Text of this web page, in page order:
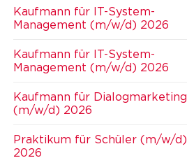
Kaufmann für IT-System-
Management (m/w/d) 2026
Kaufmann für IT-System-
Management (m/w/d) 2026
Kaufmann für Dialogmarketing
(m/w/d) 2026
Praktikum für Schüler (m/w/d)
2026